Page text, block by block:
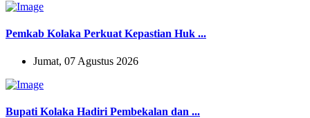
Pemkab Kolaka Perkuat Kepastian Huk ...
Jumat, 07 Agustus 2026
Bupati Kolaka Hadiri Pembekalan dan ...